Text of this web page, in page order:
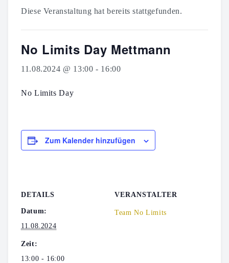
LOGIN
Diese Veranstaltung hat bereits stattgefunden.
No Limits Day Mettmann
11.08.2024 @ 13:00 - 16:00
No Limits Day
Zum Kalender hinzufügen
DETAILS
Datum:
11.08.2024
Zeit:
13:00 - 16:00
VERANSTALTER
Team No Limits